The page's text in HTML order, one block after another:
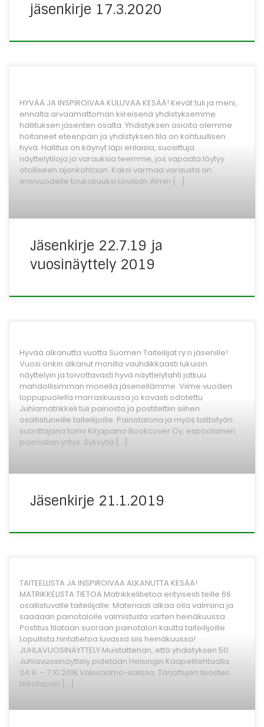
jäsenkirje 17.3.2020
HYVÄÄ JA INSPIROIVAA KULUVAA KESÄÄ! Kevät tuli ja meni,
ennalta arvaamattoman kiireisenä yhdistyksemme
hallituksen jäsenten osalta. Yhdistyksen asioita olemme
hoitaneet eteenpäin ja yhdistyksen tila on kohtuullisen
hyvä. Hallitus on käynyt läpi erilaisia, suosittuja
näyttelytiloja ja varauksia teemme, jos vapaata löytyy
otolliseen ajankohtaan. Kaksi varmaa varausta on
ensivuodelle toukokuuksi Loviisan Almin […]
Jäsenkirje 22.7.19 ja
vuosinäyttely 2019
Hyvää alkanutta vuotta Suomen Taiteilijat ry:n jäsenille!
Vuosi onkin alkanut monilla vauhdikkaasti lukuisin
näyttelyin ja toivottavasti hyvä näyttelytahti jatkuu
mahdollisimman monella jäsenellämme. Viime vuoden
loppupuolella marraskuussa jo kovasti odotettu
Juhlamatrikkeli tuli painosta ja postitettiin siihen
osallistuneille taiteilijoille. Painotalona ja myös taittotyön
suorittajana toimi Kirjapaino Bookcover Oy, espoolainen
painoalan yritys. Syksyllä […]
Jäsenkirje 21.1.2019
TAITEELLISTA JA INSPIROIVAA ALKANUTTA KESÄÄ!
MATRIKKELISTA TIETOA Matrikkelitietoa erityisesti teille 66
osallistuvalle taiteilijalle: Materiaali alkaa olla valmiina ja
saadaan painotalolle valmistusta varten heinäkuussa.
Postitus tilataan suoraan painotalon kautta taiteilijoille.
Lopullista hintatietoa luvassa siis heinäkuussa!
JUHLAVUOSINÄYTTELY Muistattehan, että yhdistyksen 50.
Juhlavuosinäyttely pidetään Helsingin Kaapelitehtaalla
24.9. – 7.10.2018 Valssaamo-salissa. Tarjottujen teosten
tekotapaa […]